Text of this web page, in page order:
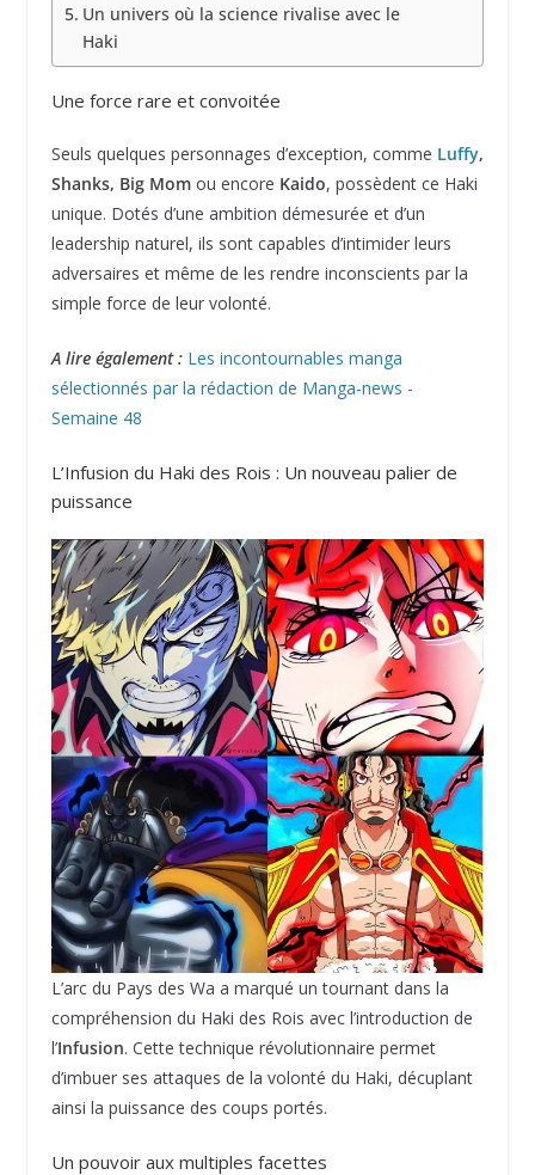
Un univers où la science rivalise avec le
Haki
Une force rare et convoitée
Seuls quelques personnages d’exception, comme Luffy,
Shanks, Big Momou encore Kaido, possèdent ce Haki
unique. Dotés d’une ambition démesurée et d’un
leadership naturel, ils sont capables d’intimider leurs
adversaires et même de les rendre inconscients par la
simple force de leur volonté.
A lire également : Les incontournables manga
sélectionnés par la rédaction de Manga-news -
Semaine 48
L’Infusion du Haki des Rois : Un nouveau palier de
puissance
L’arc du Pays des Wa a marqué un tournant dans la
compréhension du Haki des Rois avec l’introduction de
l’Infusion. Cette technique révolutionnaire permet
d’imbuer ses attaques de la volonté du Haki, décuplant
ainsi la puissance des coups portés.
Un pouvoir aux multiples facettes